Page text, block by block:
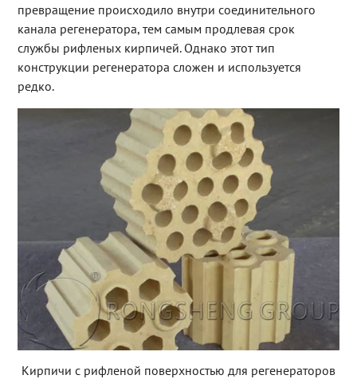
превращение происходило внутри соединительного
канала регенератора, тем самым продлевая срок
службы рифленых кирпичей. Однако этот тип
конструкции регенератора сложен и используется
редко.
Кирпичи с рифленой поверхностью для регенераторов